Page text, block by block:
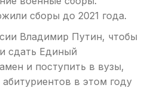
сборы до 2021 года.
Владимир Путин, чтобы
сдать Единый
и поступить в вузы,
в этом году